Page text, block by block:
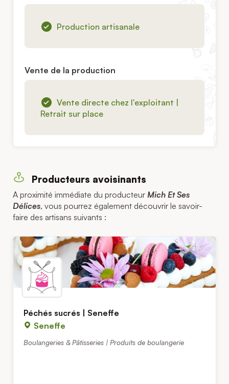
Production artisanale
Vente de la production
Vente directe chez l'exploitant |
Retrait sur place
Producteurs avoisinants
A proximité immédiate du producteur Mich Et Ses
Délices, vous pourrez également découvrir le savoir-
faire des artisans suivants :
Péchés sucrés | Seneffe
Seneffe
Boulangeries & Pâtisseries | Produits de boulangerie